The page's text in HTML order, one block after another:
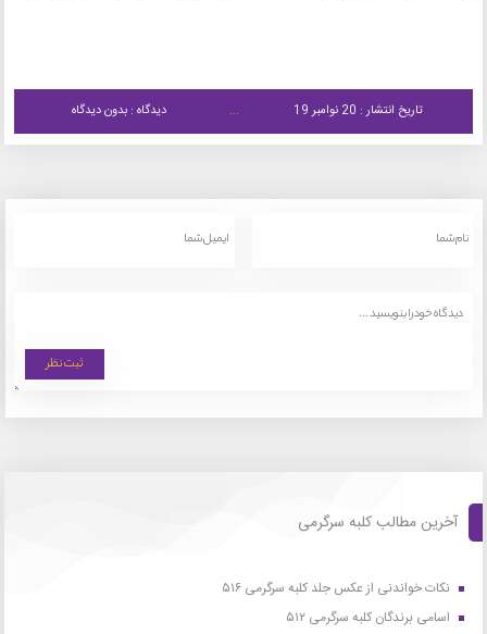
تاریخ انتشار : 20 نوامبر 19 دیدگاه : بدون دیدگاه
آخرین مطالب کلبه سرگرمی
نکات خواندنی از عکس جلد کلبه سرگرمی ۵۱۶
اسامی برندگان کلبه سرگرمی ۵۱۲